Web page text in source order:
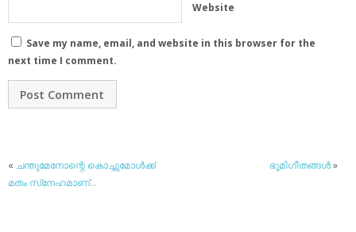
Website
Save my name, email, and website in this browser for the
next time I comment.
« ചന്തുമേനോന്റെ കൊച്ചുമോള്‍ക്ക്
മതം സ്‌നേഹമാണ്…
ഭൂമിഗീതങ്ങള്‍»